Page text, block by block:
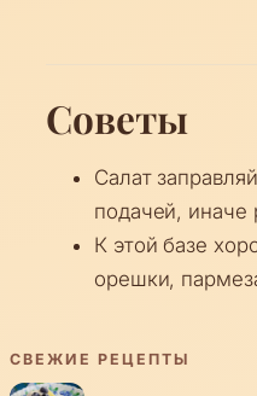
Советы
Салат
подачей, иначе
К этой базе
орешки,
СВЕЖИЕ РЕЦЕПТЫ